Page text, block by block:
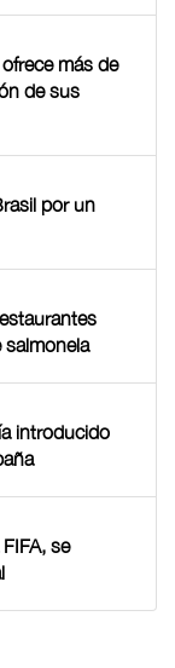
más de
de sus
por un
introducido
se